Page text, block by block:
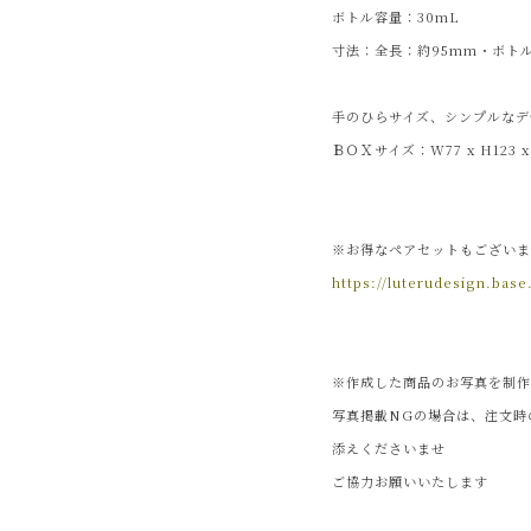
ボトル容量：30mL
寸法：全長：約95mm・ボト
手のひらサイズ、シンプルな
ＢＯＸサイズ：W77 x H123
※お得なペアセットもござい
https://
※作成した商品のお写真を制
写真掲載NGの場合は、注文
添えくださいませ
ご協力お願いいたします